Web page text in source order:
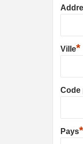
Ville*
Code
Pays*